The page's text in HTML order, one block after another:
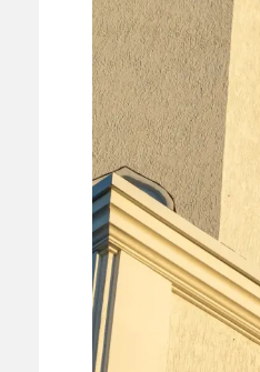
Тарко-